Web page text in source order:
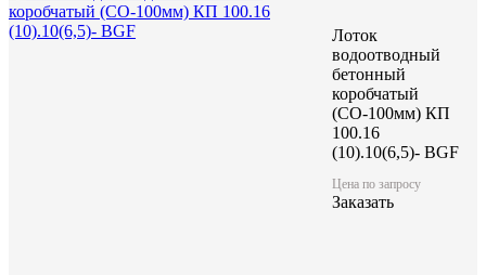
Лоток
водоотводный
бетонный
коробчатый
(СО-100мм) КП
100.16
(10).10(6,5)- BGF
Цена по запросу
Заказать